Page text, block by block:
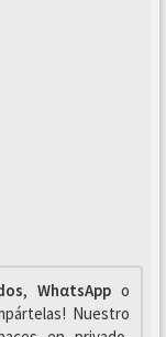
, WhαtsAppo
Nuestro